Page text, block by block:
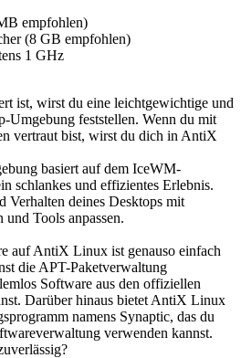
empfohlen)
(8 GB empfohlen)
1 GHz
ist, wirst du eine leichtgewichtige und
Umgebung feststellen. Wenn du mit
vertraut bist, wirst du dich in AntiX
basiert auf dem IceWM-
schlankes und effizientes Erlebnis.
Verhalten deines Desktops mit
und Tools anpassen.
auf AntiX Linux ist genauso einfach
die APT-Paketverwaltung
Software aus den offiziellen
Darüber hinaus bietet AntiX Linux
namens Synaptic, das du
verwenden kannst.